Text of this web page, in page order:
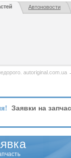
Автоновости
autoriginal.com.ua
Заявки на